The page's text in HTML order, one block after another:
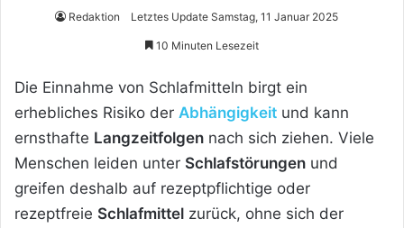
Redaktion Letztes Update Samstag, 11 Januar 2025
10 Minuten Lesezeit
Die Einnahme von Schlafmitteln birgt ein
erhebliches Risiko der Abhängigkeit und kann
ernsthafte Langzeitfolgen nach sich ziehen. Viele
Menschen leiden unter Schlafstörungen und
greifen deshalb auf rezeptpflichtige oder
rezeptfreie Schlafmittel zurück, ohne sich der